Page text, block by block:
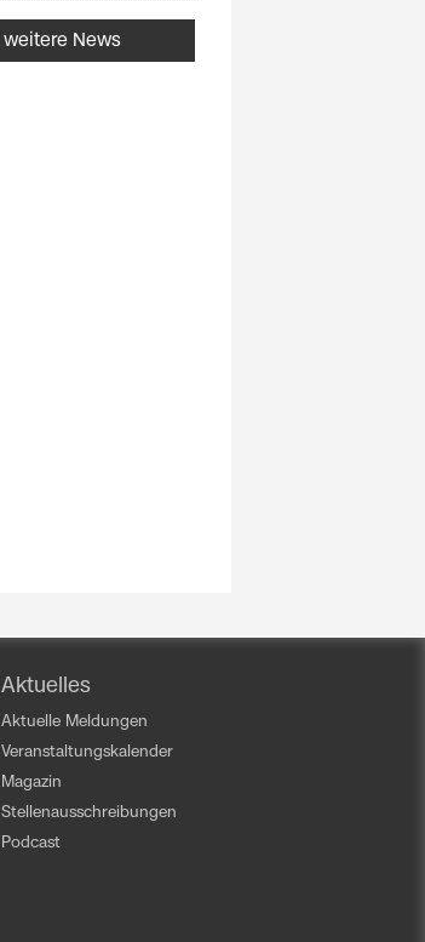
weitere News
Aktuelles
Aktuelle Meldungen
Veranstaltungskalender
Magazin
Stellenausschreibungen
Podcast